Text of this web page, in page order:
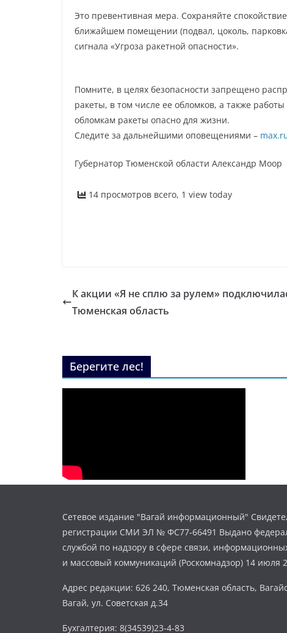
Это превентивная мера. Сохраняйте
ближайшем помещении (подвал, цоколь,
сигнала «Угроза ракетной опасности».
Помните, в целях безопасности запрещено
ракеты, в том числе ее обломков, а также
обломкам ракеты опасно для жизни.
Следите за дальнейшими оповещениями –
Губернатор Тюменской области Александр Моор
14 просмотров всего, 1 view today
К акции «Я не сплю за рулем»
Тюменская область
Берегите лес!
Сетевое издание "Вагай информационный"
регистрации СМИ ЭЛ № ФС77-66491 Выдано
службой по надзору в сфере связи,
и массовый коммуникаций (Роскомнадзор) 14 июля
Адрес редакции: 626 240, Тюменская область,
Вагай, ул. Советская д.34
Бухгалтерия: 8(34539)23-4-83